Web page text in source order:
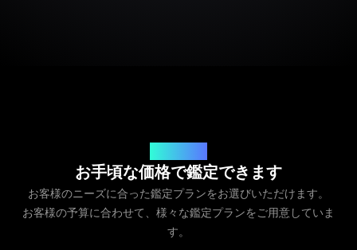
お手頃な価格で鑑定できます
お客様のニーズに合った鑑定プランをお選びいただけます。
お客様の予算に合わせて、様々な鑑定プランをご用意していま
す。